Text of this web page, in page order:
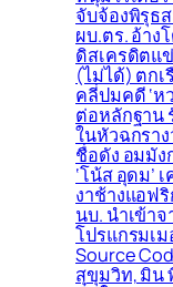
จับจ้องพิรุธ
ผบ.ตร. อ้าง
ดิสเครดิตแ
(ไม่ได้) ตกเ
คลี่ปมคดี ‘ห
ต่อหลักฐาน
ในหัวฉกรา
ชื่อดัง อมมั
‘โน้ส อุดม’
งาช้างแอฟริ
นบ. นำเข้าจ
โปรแกรมเ
Source
สุขุมวิท, มิน